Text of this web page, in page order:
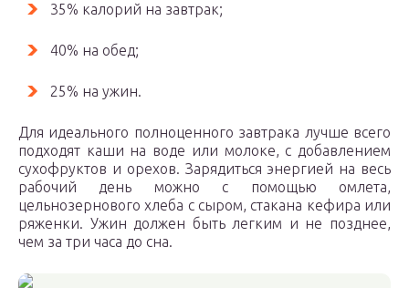
35% калорий на завтрак;
40% на обед;
25% на ужин.
Для идеального полноценного завтрака лучше всего
подходят каши на воде или молоке, с добавлением
сухофруктов и орехов. Зарядиться энергией на весь
рабочий день можно с помощью омлета,
цельнозернового хлеба с сыром, стакана кефира или
ряженки. Ужин должен быть легким и не позднее,
чем за три часа до сна.